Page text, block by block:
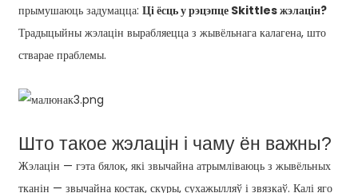
прымушаюць задумацца: Ці ёсць у рэцэпце Skittles жэлацін?
Традыцыйны жэлацін вырабляецца з жывёльнага калагена, што
стварае праблемы.
Што такое жэлацін і чаму ён важны?
Жэлацін — гэта бялок, які звычайна атрымліваюць з жывёльных
тканін — звычайна костак, скуры, сухажылляў і звязкаў. Калі яго